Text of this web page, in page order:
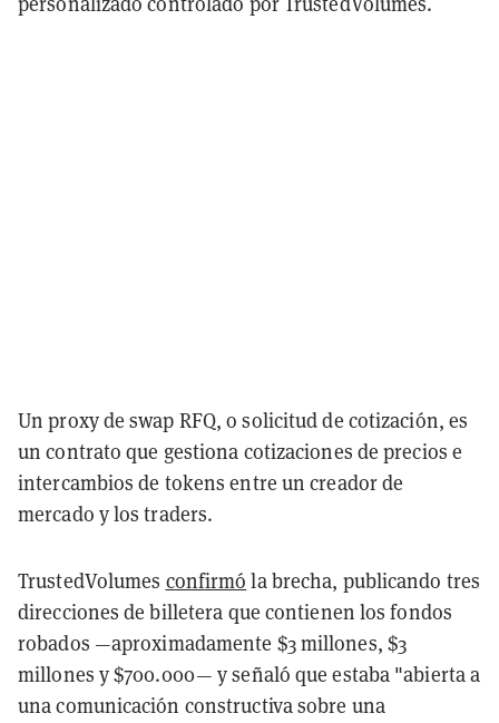
Un proxy de swap RFQ, o solicitud de cotización, es
un contrato que gestiona cotizaciones de precios e
intercambios de tokens entre un creador de
mercado y los traders.
TrustedVolumes confirmó la brecha, publicando tres
direcciones de billetera que contienen los fondos
robados —aproximadamente $3 millones, $3
millones y $700.000— y señaló que estaba "abierta a
una comunicación constructiva sobre una